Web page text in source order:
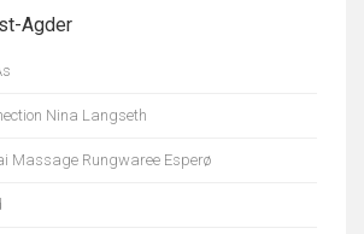
Agder
Nina Langseth
Massage Rungwaree Esperø